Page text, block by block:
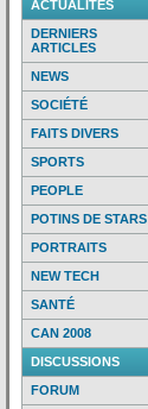
ACTUALITÉS
DERNIERS
ARTICLES
NEWS
SOCIÉTÉ
FAITS DIVERS
SPORTS
PEOPLE
POTINS DE STARS
PORTRAITS
NEW TECH
SANTÉ
CAN 2008
DISCUSSIONS
FORUM